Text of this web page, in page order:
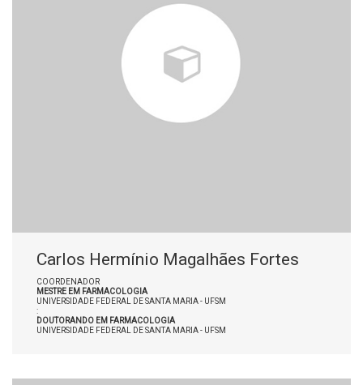
Carlos Hermínio Magalhães Fortes
COORDENADOR
MESTRE EM FARMACOLOGIA
UNIVERSIDADE FEDERAL DE SANTA MARIA - UFSM
:
DOUTORANDO EM FARMACOLOGIA
UNIVERSIDADE FEDERAL DE SANTA MARIA - UFSM